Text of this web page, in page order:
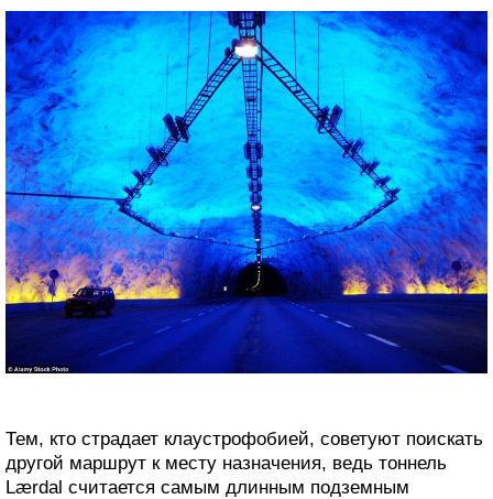
Тем, кто страдает клаустрофобией, советуют поискать
другой маршрут к месту назначения, ведь тоннель
Lærdal считается самым длинным подземным